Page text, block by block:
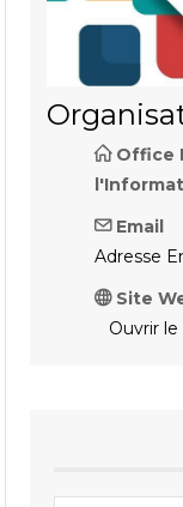
Office
Email
Adresse
Site
Ouvrir le